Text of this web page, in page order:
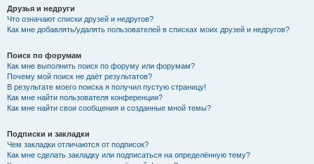
Друзья и недруги
Что означают списки друзей и недругов?
Как мне добавлять/удалять пользователей в списках моих друзей и недругов?
Поиск по форумам
Как мне выполнить поиск по форуму или форумам?
Почему мой поиск не даёт результатов?
В результате моего поиска я получил пустую страницу!
Как мне найти пользователя конференции?
Как мне найти свои сообщения и созданные мной темы?
Подписки и закладки
Чем закладки отличаются от подписок?
Как мне сделать закладку или подписаться на определённую тему?